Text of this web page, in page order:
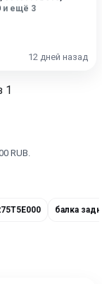
и ещё 3
12 дней назад
1
RUB.
балка